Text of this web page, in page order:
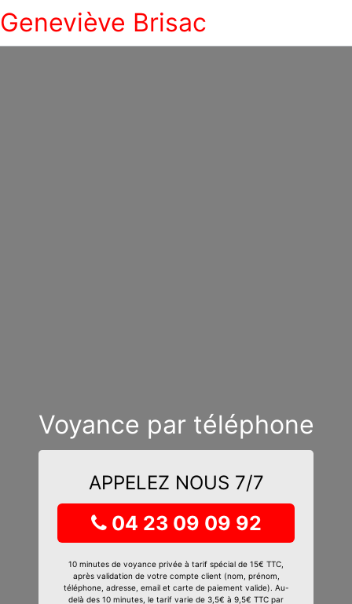
Geneviève Brisac
Voyance par téléphone
APPELEZ NOUS 7/7
04 23 09 09 92
10 minutes de voyance privée à tarif spécial de 15€ TTC,
après validation de votre compte client (nom, prénom,
téléphone, adresse, email et carte de paiement valide). Au-
delà des 10 minutes, le tarif varie de 3,5€ à 9,5€ TTC par